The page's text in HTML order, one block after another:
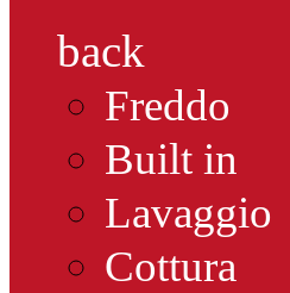
back
Freddo
Built in
Lavaggio
Cottura